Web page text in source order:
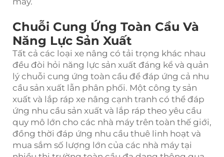
Chuỗi Cung Ứng Toàn Cầu Và
Năng Lực Sản Xuất
Tất cả các loại xe nâng có tải trọng khác nhau
đều đòi hỏi năng lực sản xuất đáng kể và quản
lý chuỗi cung ứng toàn cầu để đáp ứng cả nhu
cầu sản xuất lẫn phân phối. Một công ty sản
xuất và lắp ráp xe nâng cạnh tranh có thể đáp
ứng nhu cầu sản xuất và lắp ráp theo yêu cầu
quy mô lớn cho các nhà máy trên toàn thế giới,
đồng thời đáp ứng nhu cầu thuê linh hoạt và
mua sắm số lượng lớn của các nhà máy tại